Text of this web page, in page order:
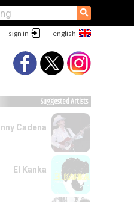
⚲
sign in
Suggested Artists
Cadena
El Kanka